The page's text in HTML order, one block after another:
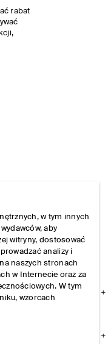
rabat
w tym innych
aby
witryny, dostosować
analizy i
naszych stronach
w Internecie oraz za
W tym
wzorcach